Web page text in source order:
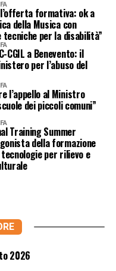
formativa: ok a
della Musica con
per la disabilità”
CGIL a Benevento: il
per l’abuso del
l’appello al Ministro
dei piccoli comuni”
Training Summer
della formazione
per rilievo e
2026